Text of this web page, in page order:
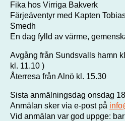
Fika hos Virriga Bakverk
Färjeäventyr med Kapten
Smedh
En dag fylld av värme,
Avgång från Sundsvalls hamn
kl. 11.10 )
Återresa från Alnö kl. 15.30
Sista anmälningsdag onsdag
Anmälan sker via e-post på
Vid anmälan var god uppge: